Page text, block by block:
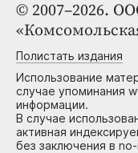
© 2007–2026.
Полистать издания
Использование
случае упоминания
информации.
В случае
активная
без заключения в